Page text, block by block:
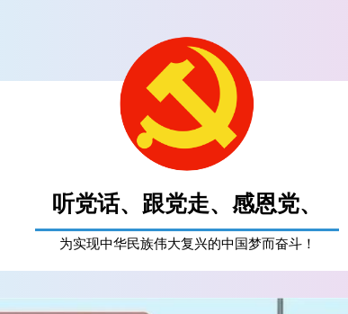
听党话、跟党走、感恩党、
为实现中华民族伟大复兴的中国梦而奋斗！